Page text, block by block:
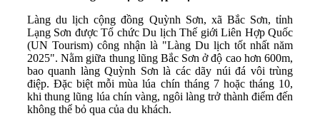
Làng du lịch cộng đồng Quỳnh Sơn, xã Bắc Sơn, tỉnh
Lạng Sơn được Tổ chức Du lịch Thế giới Liên Hợp Quốc
(UN Tourism) công nhận là "Làng Du lịch tốt nhất năm
2025". Nằm giữa thung lũng Bắc Sơn ở độ cao hơn 600m,
bao quanh làng Quỳnh Sơn là các dãy núi đá vôi trùng
điệp. Đặc biệt mỗi mùa lúa chín tháng 7 hoặc tháng 10,
khi thung lũng lúa chín vàng, ngôi làng trở thành điểm đến
không thể bỏ qua của du khách.